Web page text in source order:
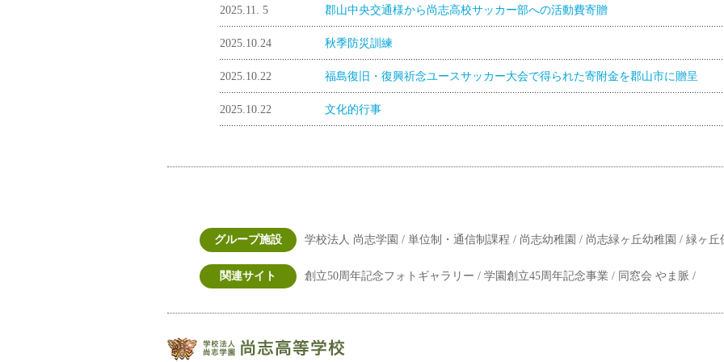
2025.11. 5 郡山中央交通様から尚志高校サッカー部への活動費寄贈
2025.10.24 秋季防災訓練
2025.10.22 福島復旧・復興祈念ユースサッカー大会で得られた寄附金を郡山市に贈呈
2025.10.22 文化的行事
グループ施設 学校法人 尚志学園 / 単位制・通信制課程 / 尚志幼稚園 / 尚志緑ヶ丘幼稚園 / 緑ヶ丘
関連サイト 創立50周年記念フォトギャラリー / 学園創立45周年記念事業 / 同窓会 やま脈 /